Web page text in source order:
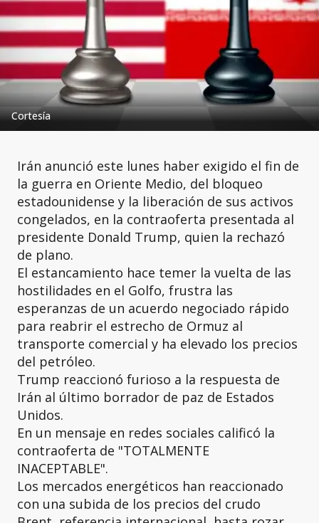
Cortesía
Irán anunció este lunes haber exigido el fin de
la guerra en Oriente Medio, del bloqueo
estadounidense y la liberación de sus activos
congelados, en la contraoferta presentada al
presidente Donald Trump, quien la rechazó
de plano.
El estancamiento hace temer la vuelta de las
hostilidades en el Golfo, frustra las
esperanzas de un acuerdo negociado rápido
para reabrir el estrecho de Ormuz al
transporte comercial y ha elevado los precios
del petróleo.
Trump reaccionó furioso a la respuesta de
Irán al último borrador de paz de Estados
Unidos.
En un mensaje en redes sociales calificó la
contraoferta de "TOTALMENTE
INACEPTABLE".
Los mercados energéticos han reaccionado
con una subida de los precios del crudo